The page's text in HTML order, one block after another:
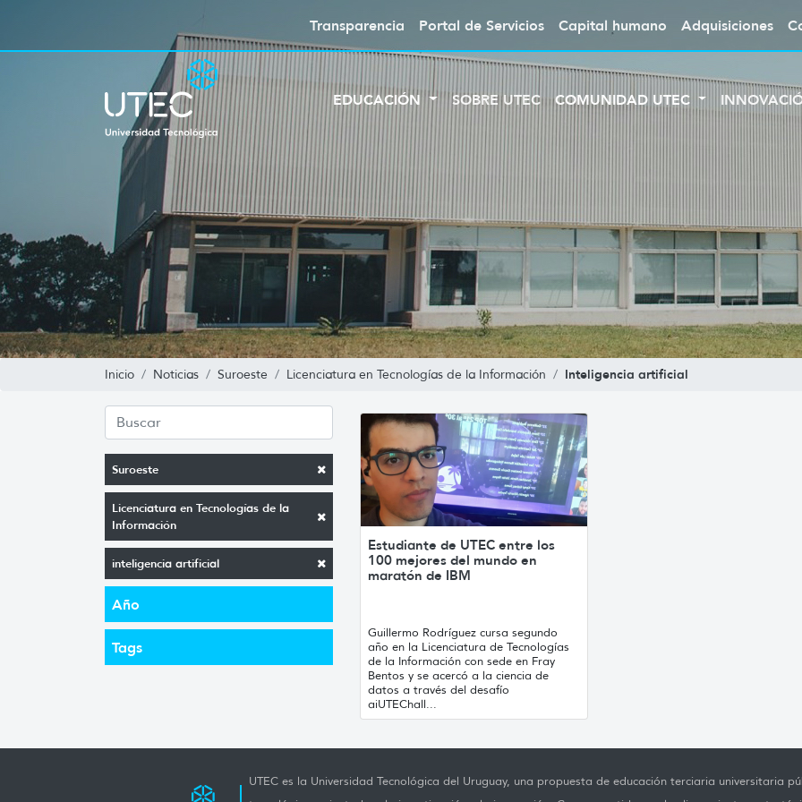
Transparencia Portal de Servicios Capital humano Adquisiciones
EDUCACIÓN SOBRE UTEC COMUNIDAD UTEC
Inicio Noticias Suroeste Licenciatura en Tecnologías de la Información Inteligencia artificial
Suroeste
Licenciatura en Tecnologías de la
Información
inteligencia artificial
Año
Tags
Estudiante de UTEC entre los
100 mejores del mundo en
maratón de IBM
Guillermo Rodríguez cursa segundo
año en la Licenciatura de Tecnologías
de la Información con sede en Fray
Bentos y se acercó a la ciencia de
datos a través del desafío
aiUTEChall...
UTEC es la Universidad Tecnológica del Uruguay, una propuesta de educación terciaria universitaria